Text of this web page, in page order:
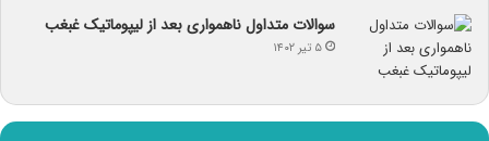
سوالات متداول ناهمواری بعد از لیپوماتیک غبغب
۵ تیر ۱۴۰۲